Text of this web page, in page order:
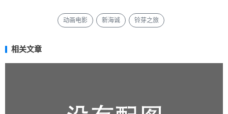
动画电影 新海诚 铃芽之旅
相关文章